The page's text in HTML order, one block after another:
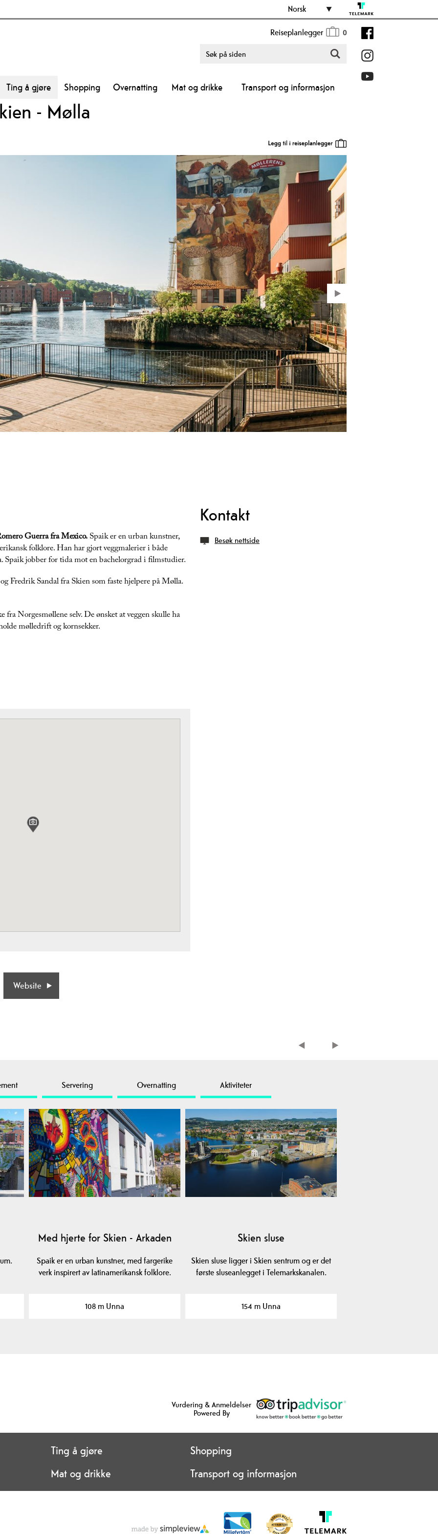
Norsk
Reiseplanlegger 0
Ting å gjøre Shopping Overnatting Mat og drikke Transport og informasjon
- Mølla
Guerra fra Mexico.Spaik er en urban kunstner,
folklore. Han har gjort veggmalerier i både
jobber for tida mot en bachelorgrad i filmstudier.
Fredrik Sandal fra Skien som faste hjelpere på Mølla.
Norgesmøllene selv. De ønsket at veggen skulle ha
mølledrift og kornsekker.
Website
Kontakt
Besøk nettside
Servering Overnatting Aktiviteter
Med hjerte for Skien - Arkaden
Spaik er en urban kunstner, med fargerike
verk inspirert av latinamerikansk folklore.
108 m Unna
Skien sluse
Skien sluse ligger i Skien sentrum og er det
første sluseanlegget i Telemarkskanalen.
154 m Unna
Vurdering & Anmeldelser
Powered By
Ting å gjøre
Shopping
Mat og drikke
Transport og informasjon